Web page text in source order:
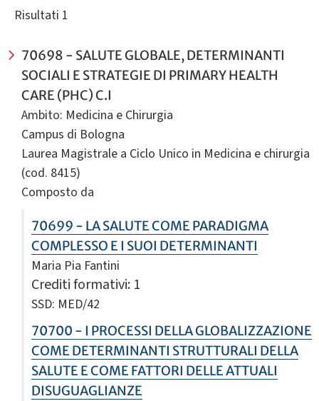
Risultati 1
70698 - SALUTE GLOBALE, DETERMINANTI
SOCIALI E STRATEGIE DI PRIMARY HEALTH
CARE (PHC) C.I
Ambito: Medicina e Chirurgia
Campus di Bologna
Laurea Magistrale a Ciclo Unico in Medicina e chirurgia
(cod. 8415)
Composto da
70699 - LA SALUTE COME PARADIGMA
COMPLESSO E I SUOI DETERMINANTI
Maria Pia Fantini
Crediti formativi: 1
SSD: MED/42
70700 - I PROCESSI DELLA GLOBALIZZAZIONE
COME DETERMINANTI STRUTTURALI DELLA
SALUTE E COME FATTORI DELLE ATTUALI
DISUGUAGLIANZE